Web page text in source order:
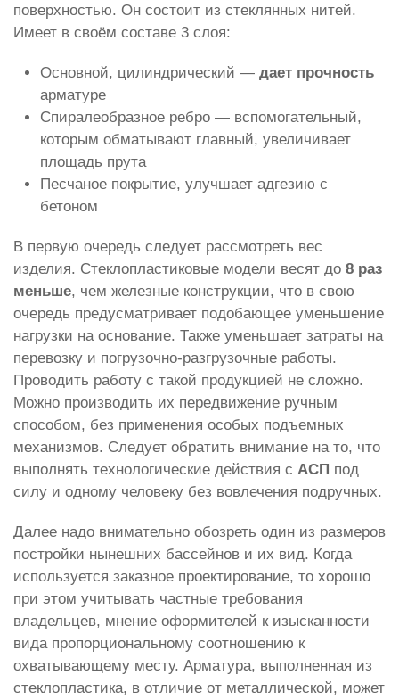
поверхностью. Он состоит из стеклянных нитей.
Имеет в своём составе 3 слоя:
Основной, цилиндрический — дает прочность
арматуре
Спиралеобразное ребро — вспомогательный,
которым обматывают главный, увеличивает
площадь прута
Песчаное покрытие, улучшает адгезию с
бетоном
В первую очередь следует рассмотреть вес
изделия. Стеклопластиковые модели весят до 8 раз
меньше, чем железные конструкции, что в свою
очередь предусматривает подобающее уменьшение
нагрузки на основание. Также уменьшает затраты на
перевозку и погрузочно-разгрузочные работы.
Проводить работу с такой продукцией не сложно.
Можно производить их передвижение ручным
способом, без применения особых подъемных
механизмов. Следует обратить внимание на то, что
выполнять технологические действия с АСП под
силу и одному человеку без вовлечения подручных.
Далее надо внимательно обозреть один из размеров
постройки нынешних бассейнов и их вид. Когда
используется заказное проектирование, то хорошо
при этом учитывать частные требования
владельцев, мнение оформителей к изысканности
вида пропорциональному соотношению к
охватывающему месту. Арматура, выполненная из
стеклопластика, в отличие от металлической, может